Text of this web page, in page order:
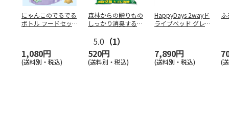
にゃんこのでるでる
ボトル フードセッ
1,080円
(送料別・税込)
森林からの贈りもの
しっかり消臭するひ
5.0 （1）
520円
(送料別・税込)
HappyDays 2wayド
ライブベッド グレ
7,890円
(送料別・税込)
ふ
(